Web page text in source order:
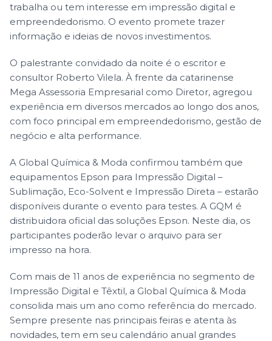
trabalha ou tem interesse em impressão digital e
empreendedorismo. O evento promete trazer
informação e ideias de novos investimentos.
O palestrante convidado da noite é o escritor e
consultor Roberto Vilela. À frente da catarinense
Mega Assessoria Empresarial como Diretor, agregou
experiência em diversos mercados ao longo dos anos,
com foco principal em empreendedorismo, gestão de
negócio e alta performance.
A Global Química & Moda confirmou também que
equipamentos Epson para Impressão Digital –
Sublimação, Eco-Solvent e Impressão Direta – estarão
disponíveis durante o evento para testes. A GQM é
distribuidora oficial das soluções Epson. Neste dia, os
participantes poderão levar o arquivo para ser
impresso na hora.
Com mais de 11 anos de experiência no segmento de
Impressão Digital e Têxtil, a Global Química & Moda
consolida mais um ano como referência do mercado.
Sempre presente nas principais feiras e atenta às
novidades, tem em seu calendário anual grandes